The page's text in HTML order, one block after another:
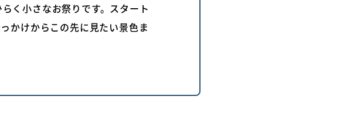
く小さなお祭りです。スタート
かけからこの先に見たい景色ま